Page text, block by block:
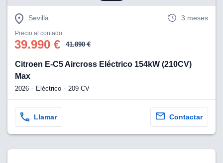
Sevilla 3 meses
Precio al contado
39.990 € 41.890 €
Citroen E-C5 Aircross Eléctrico 154kW (210CV)
Max
2026 Eléctrico 209 CV
Llamar Contactar